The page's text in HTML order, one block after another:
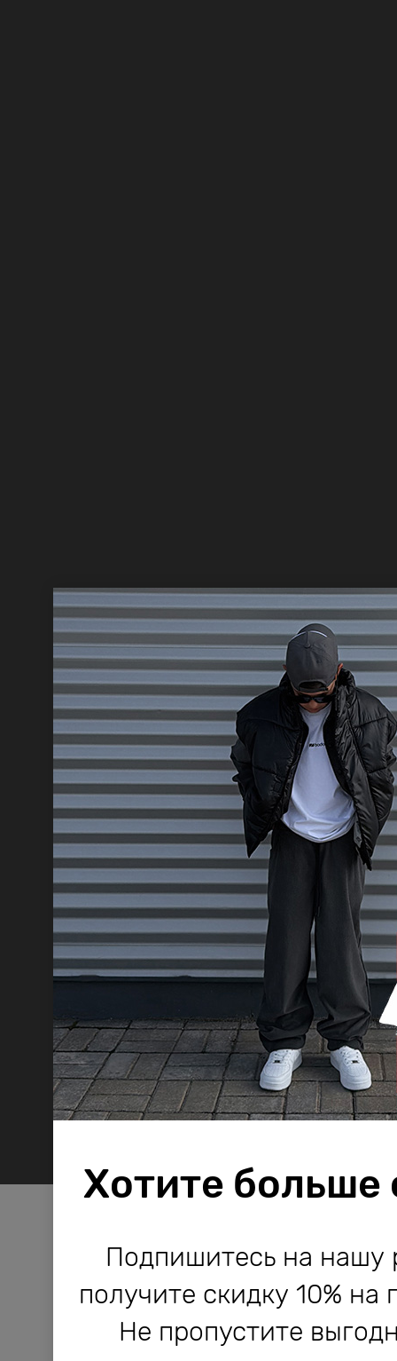
Компания Bodo
и другие технологии,
работы сайта и его
Компания Bodo
и другие технологии,
работы сайта и его
Хотите больше
Подпишитесь на нашу
получите скидку 10% на
Не пропустите